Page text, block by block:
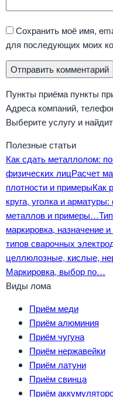
Сохранить моё имя,
для последующих моих
Пункты приёма пункты
Адреса компаний,
Выберите услугу и
Полезные статьи
Как сдать металлолом:
физических лицРасчет
плотности и примерыКак
круга, уголка и
металлов и примеры…
маркировка, назначение
типов сварочных
целлюлозные, кислые,
Маркировка, выбор по…
Виды лома
Приём меди
Приём алюминия
Приём чугуна
Приём нержавейки
Приём латуни
Приём свинца
Приём